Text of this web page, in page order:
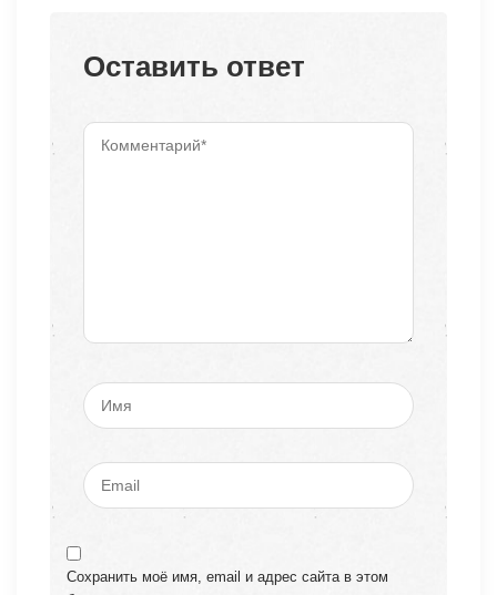
Оставить ответ
Сохранить моё имя, email и адрес сайта в этом